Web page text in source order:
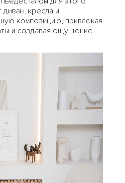
кресла и
композицию, привлекая
и создавая ощущение